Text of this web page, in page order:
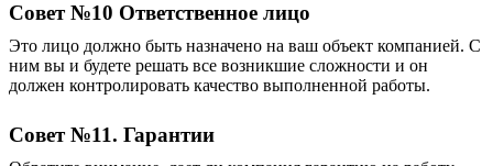
Совет №10 Ответственное лицо
Это лицо должно быть назначено на ваш объект компанией. С
ним вы и будете решать все возникшие сложности и он
должен контролировать качество выполненной работы.
Совет №11. Гарантии